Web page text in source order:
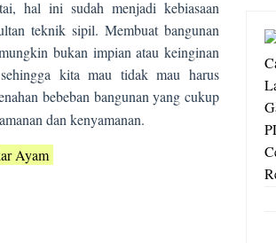
hal ini sudah menjadi kebiasaan
teknik sipil. Membuat bangunan
bukan impian atau keinginan
kita mau tidak mau harus
bebeban bangunan yang cukup
dan kenyamanan.
Ayam